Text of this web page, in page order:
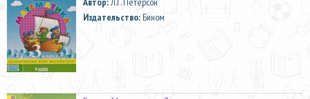
Издательство:Бином